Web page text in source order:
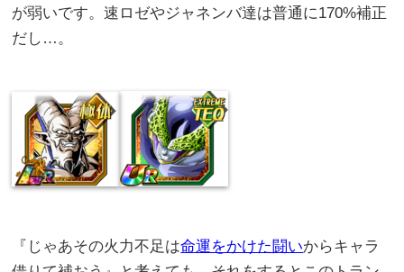
が弱いです。速ロゼやジャネンバ達は普通に170%補正
だし…。
『じゃあその火力不足は命運をかけた闘いからキャラ